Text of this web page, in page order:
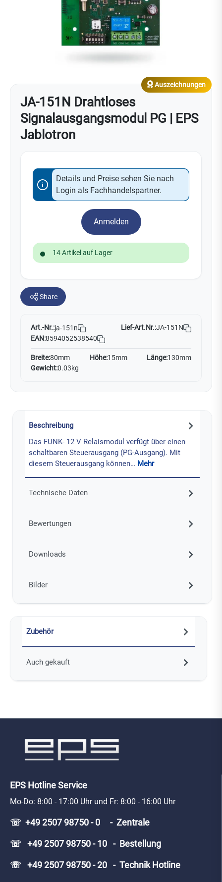
JA-151N Drahtloses
Signalausgangsmodul PG | EPS
Jablotron
Auszeichnungen
Details und Preise sehen Sie nach
Login als Fachhandelspartner.
Anmelden
14 Artikel auf Lager
Share
Art.-Nr.:ja-151n Lief-Art.Nr.:JA-151N
EAN:8594052538540
Breite:80mm Höhe:15mm Länge:130mm
Gewicht:0.03kg
Beschreibung
Das FUNK- 12 V Relaismodul verfügt über einen
schaltbaren Steuerausgang (PG-Ausgang). Mit
diesem Steuerausgang können… Mehr
Technische Daten
Bewertungen
Downloads
Bilder
Zubehör
Auch gekauft
EPS Hotline Service
Mo-Do: 8:00 - 17:00 Uhr und Fr: 8:00 - 16:00 Uhr
☏ +49 2507 98750 - 0 - Zentrale
☏ +49 2507 98750 - 10 - Bestellung
☏ +49 2507 98750 - 20 - Technik Hotline